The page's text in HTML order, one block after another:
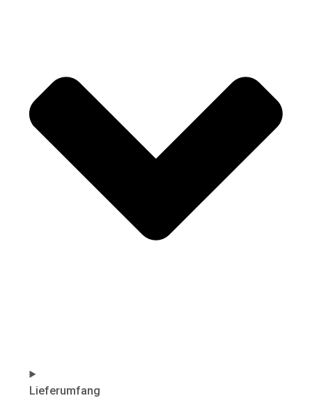
Lieferumfang